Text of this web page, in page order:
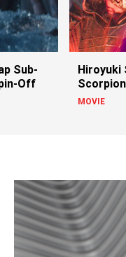
Sub-
Off
Hiroyuki
4
MOVIE